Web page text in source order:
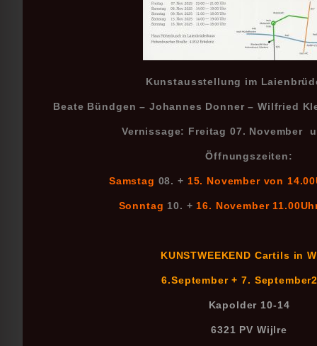
Kunstausstellung im
Beate Bündgen – Johannes Donner – Wilfried
Vernissage: Freitag 07. November
Öffnungszeiten:
Samstag 08. + 15. November von
Sonntag 10. + 16. November
KUNSTWEEKEND Cartils in
6.September + 7.
Kapolder 10-14
6321 PV Wijlre